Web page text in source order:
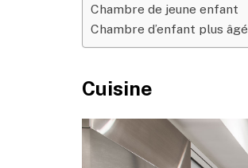
Chambre de jeune enfant
Chambre d’enfant plus âgé
Cuisine